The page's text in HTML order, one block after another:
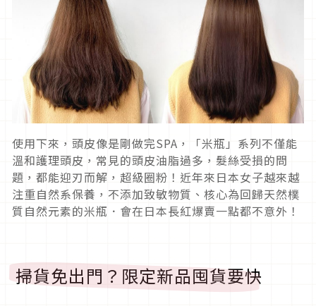
使用下來，頭皮像是剛做完SPA，「米瓶」系列不僅能
溫和護理頭皮，常見的頭皮油脂過多，髮絲受損的問
題，都能迎刃而解，超級圈粉！近年來日本女子越來越
注重自然系保養，不添加致敏物質、核心為回歸天然樸
質自然元素的米瓶．會在日本長紅爆賣一點都不意外！
掃貨免出門？限定新品囤貨要快